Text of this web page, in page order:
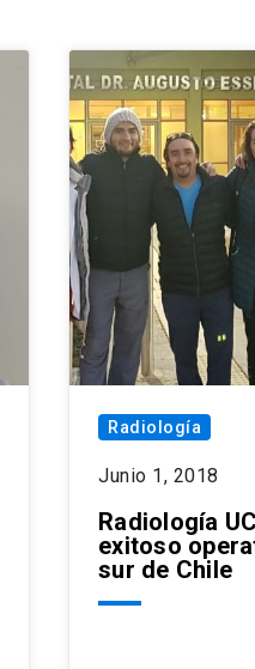
Radiología
Junio 1, 2018
Radiología
exitoso
sur de Chile